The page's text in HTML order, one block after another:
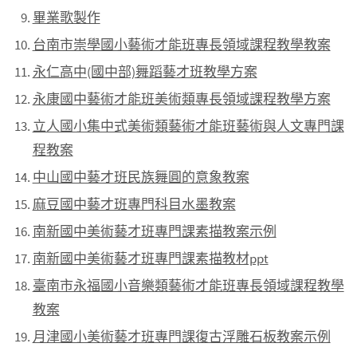
畢業歌製作
台南市崇學國小藝術才能班專長領域課程教學教案
永仁高中(國中部)舞蹈藝才班教學方案
永康國中藝術才能班美術類專長領域課程教學方案
立人國小集中式美術類藝術才能班藝術與人文專門課
程教案
中山國中藝才班民族舞圓的意象教案
麻豆國中藝才班專門科目水墨教案
南新國中美術藝才班專門課素描教案示例
南新國中美術藝才班專門課素描教材ppt
臺南市永福國小音樂類藝術才能班專長領域課程教學
教案
月津國小美術藝才班專門課復古浮雕石板教案示例